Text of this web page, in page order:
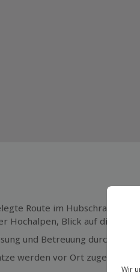
Route im Hubschrauber
Hochalpen, Blick auf die
und Betreuung durch
werden vor Ort zugewiesen